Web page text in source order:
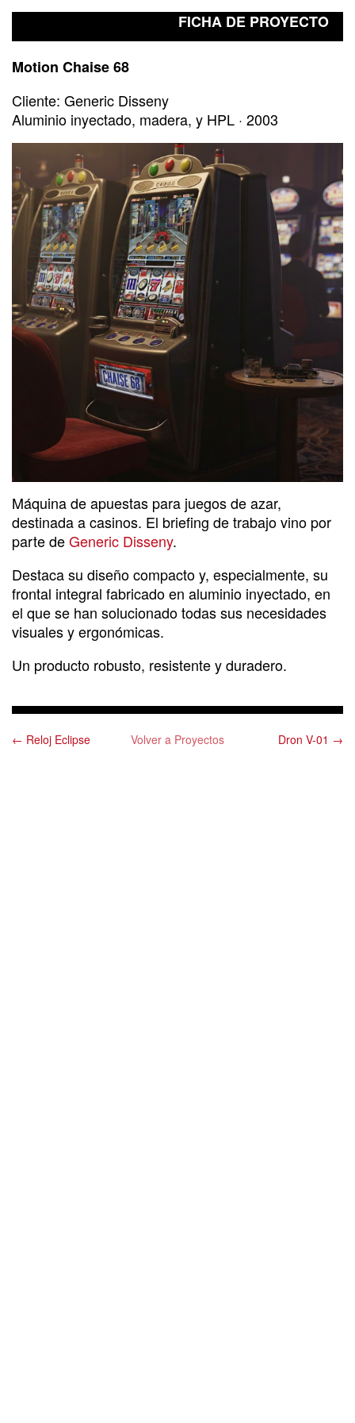
FICHA DE PROYECTO
Motion Chaise 68
Cliente: Generic Disseny
Aluminio inyectado, madera, y HPL · 2003
Máquina de apuestas para juegos de azar,
destinada a casinos. El briefing de trabajo vino por
parte deGeneric Disseny.
Destaca su diseño compacto y, especialmente, su
frontal integral fabricado en aluminio inyectado, en
el que se han solucionado todas sus necesidades
visuales y ergonómicas.
Un producto robusto, resistente y duradero.
← Reloj Eclipse Volver a Proyectos Dron V-01 →